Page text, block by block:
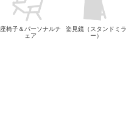
座椅子＆パーソナルチ
ェア
姿見鏡（スタンドミラ
ー）